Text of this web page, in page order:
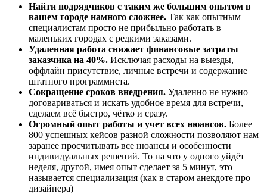
Найти подрядчиков с таким же большим опытом в
вашем городе намного сложнее. Так как опытным
специалистам просто не прибыльно работать в
маленьких городах с редкими заказами.
Удаленная работа снижает финансовые затраты
заказчика на 40%. Исключая расходы на выезды,
оффлайн присутствие, личные встречи и содержание
штатного программиста.
Сокращение сроков внедрения. Удаленно не нужно
договариваться и искать удобное время для встречи,
сделаем всё быстро, чётко и сразу.
Огромный опыт работы и учет всех нюансов. Более
800 успешных кейсов разной сложности позволяют нам
заранее просчитывать все нюансы и особенности
индивидуальных решений. То на что у одного уйдёт
неделя, другой, имея опыт сделает за 5 минут, это
называется специализация (как в старом анекдоте про
дизайнера)